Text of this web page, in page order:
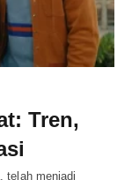
Tren,
telah menjadi